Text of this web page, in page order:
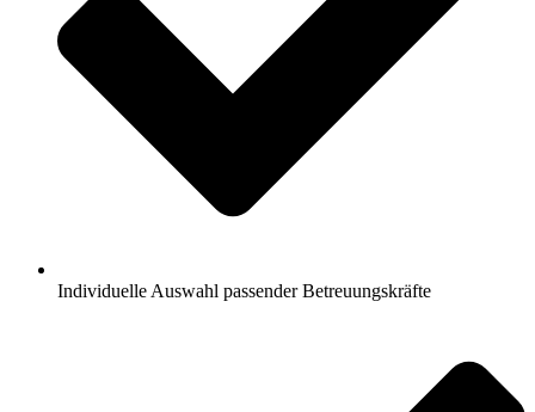
Individuelle Auswahl passender Betreuungskräfte